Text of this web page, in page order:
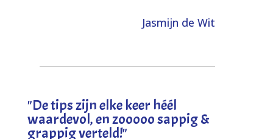
Jasmijn de Wit
"De tips zijn elke keer héél
waardevol, en zooooo sappig &
grappig verteld!"